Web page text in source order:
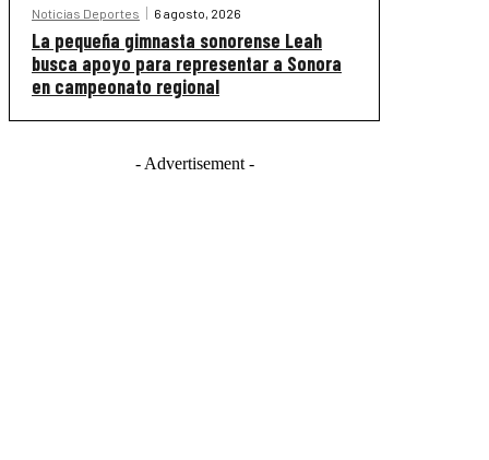
Noticias Deportes 6 agosto, 2026
La pequeña gimnasta sonorense Leah
busca apoyo para representar a Sonora
en campeonato regional
- Advertisement -